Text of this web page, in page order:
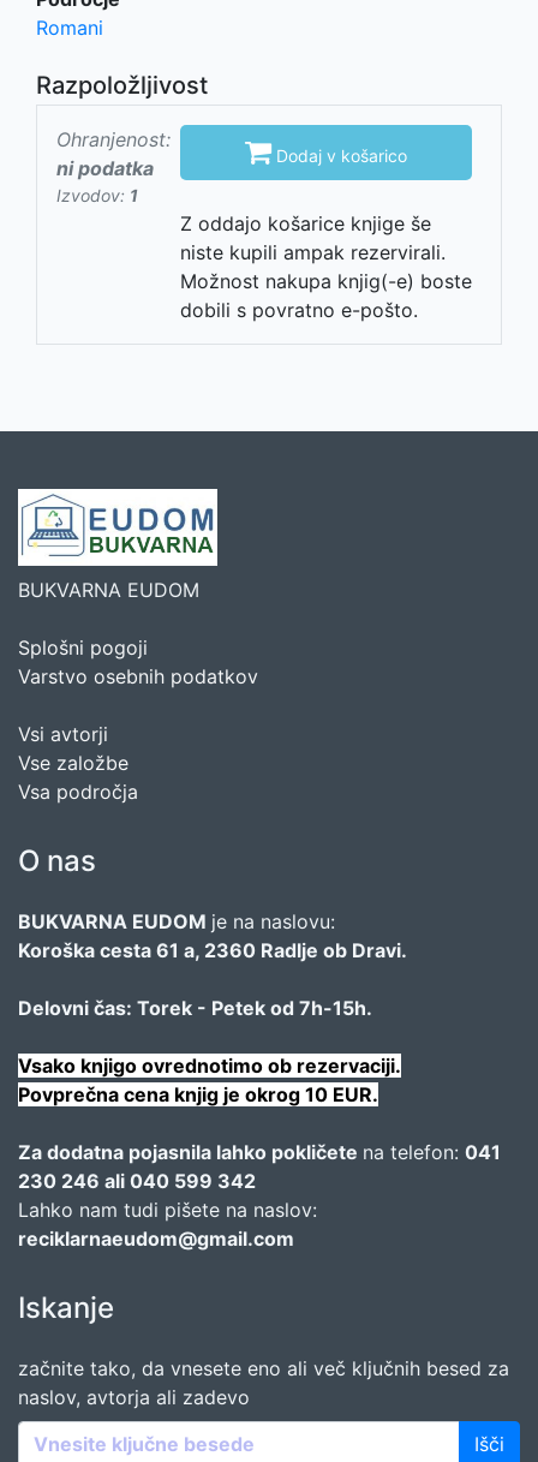
Romani
Razpoložljivost
Ohranjenost:
ni podatka
Izvodov: 1
 Dodaj v košarico
Z oddajo košarice knjige še
niste kupili ampak rezervirali.
Možnost nakupa knjig(-e) boste
dobili s povratno e-pošto.
BUKVARNA EUDOM
Splošni pogoji
Varstvo osebnih podatkov
Vsi avtorji
Vse založbe
Vsa področja
O nas
BUKVARNA EUDOM je na naslovu:
Koroška cesta 61 a, 2360 Radlje ob Dravi.
Delovni čas: Torek - Petek od 7h-15h.
Vsako knjigo ovrednotimo ob rezervaciji.
Povprečna cena knjig je okrog 10 EUR.
Za dodatna pojasnila lahko pokličete na telefon: 041
230 246 ali 040 599 342
Lahko nam tudi pišete na naslov:
reciklarnaeudom@gmail.com
Iskanje
začnite tako, da vnesete eno ali več ključnih besed za
naslov, avtorja ali zadevo
Išči